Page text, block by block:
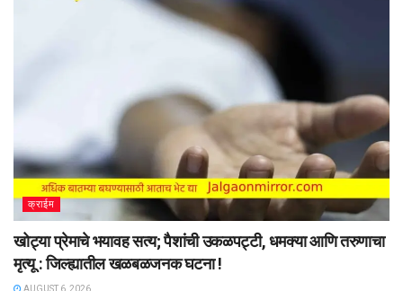
क्राईम
खोट्या प्रेमाचे भयावह सत्य; पैशांची उकळपट्टी, धमक्या आणि तरुणाचा
मृत्यू : जिल्ह्यातील खळबळजनक घटना !
AUGUST 6, 2026